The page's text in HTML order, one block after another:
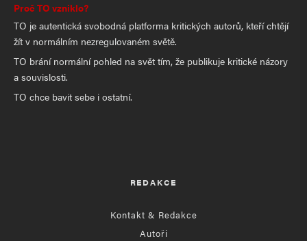
Proč TO vzniklo?
TO je autentická svobodná platforma kritických autorů, kteří chtějí
žít v normálním nezregulovaném světě.
TO brání normální pohled na svět tím, že publikuje kritické názory
a souvislosti.
TO chce bavit sebe i ostatní.
REDAKCE
Kontakt & Redakce
Autoři